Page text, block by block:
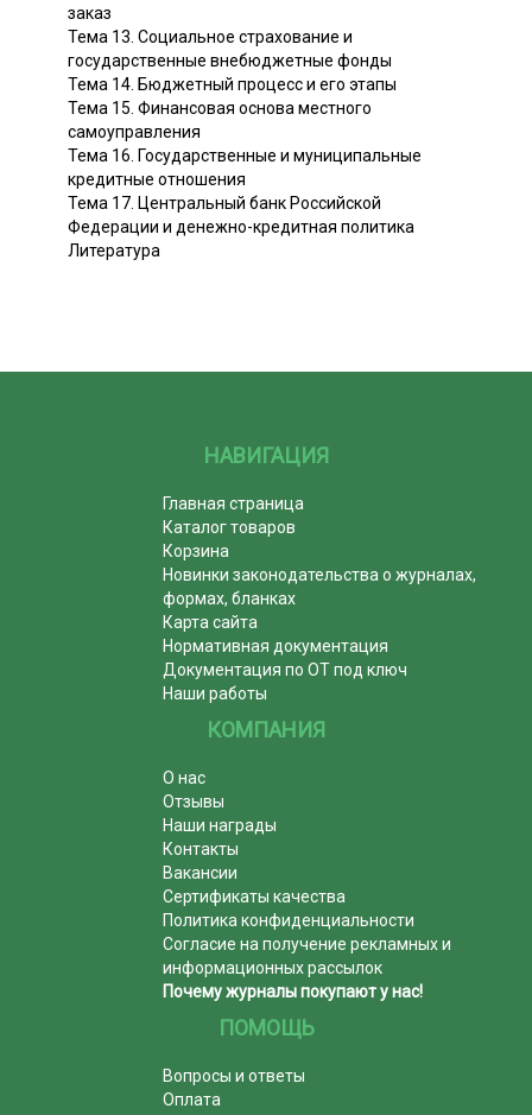
заказ
Тема 13. Социальное страхование и
государственные внебюджетные фонды
Тема 14. Бюджетный процесс и его этапы
Тема 15. Финансовая основа местного
самоуправления
Тема 16. Государственные и муниципальные
кредитные отношения
Тема 17. Центральный банк Российской
Федерации и денежно-кредитная политика
Литература
НАВИГАЦИЯ
Главная страница
Каталог товаров
Корзина
Новинки законодательства о журналах,
формах, бланках
Карта сайта
Нормативная документация
Документация по ОТ под ключ
Наши работы
КОМПАНИЯ
О нас
Отзывы
Наши награды
Контакты
Вакансии
Сертификаты качества
Политика конфиденциальности
Согласие на получение рекламных и
информационных рассылок
Почему журналы покупают у нас!
ПОМОЩЬ
Вопросы и ответы
Оплата